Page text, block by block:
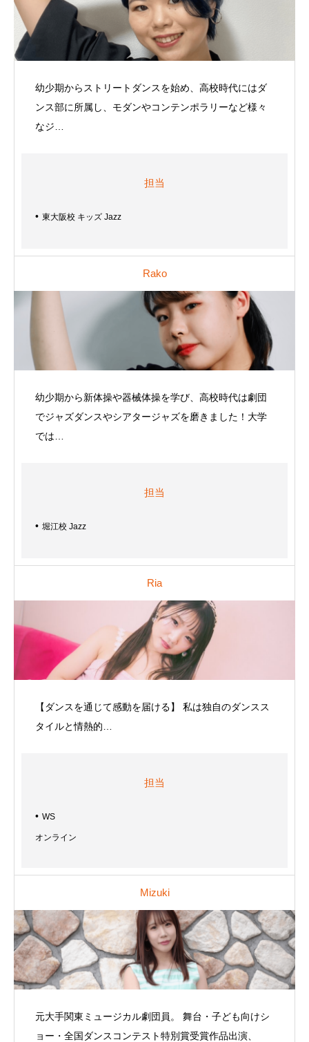
幼少期からストリートダンスを始め、高校時代にはダ
ンス部に所属し、モダンやコンテンポラリーなど様々
なジ…
担当
東大阪校 キッズ Jazz
Rako
幼少期から新体操や器械体操を学び、高校時代は劇団
でジャズダンスやシアタージャズを磨きました！大学
では…
担当
堀江校 Jazz
Ria
【ダンスを通じて感動を届ける】 私は独自のダンスス
タイルと情熱的…
担当
WS
オンライン
Mizuki
元大手関東ミュージカル劇団員。 舞台・子ども向けシ
ョー・全国ダンスコンテスト特別賞受賞作品出演、